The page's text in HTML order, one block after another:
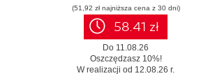
(51,92 zł najniższa cena z 30 dni)
58.41 zł
Do 11.08.26
Oszczędzasz 10%!
W realizacji od 12.08.26 r.